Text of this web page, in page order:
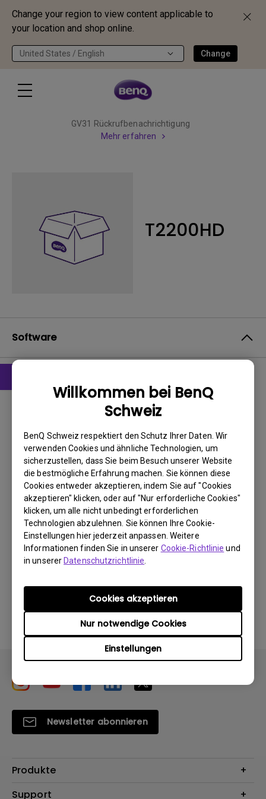
Change your region to view content applicable to
your location and shop online.
United States / English Change
Willkommen bei BenQ
Schweiz
BenQ Schweiz respektiert den Schutz Ihrer Daten. Wir
verwenden Cookies und ähnliche Technologien, um
sicherzustellen, dass Sie beim Besuch unserer Website
die bestmögliche Erfahrung machen. Sie können diese
Cookies entweder akzeptieren, indem Sie auf "Cookies
akzeptieren" klicken, oder auf "Nur erforderliche Cookies"
klicken, um alle nicht unbedingt erforderlichen
Technologien abzulehnen. Sie können Ihre Cookie-
Einstellungen hier jederzeit anpassen. Weitere
Informationen finden Sie in unserer Cookie-Richtlinie und
in unsererDatenschutzrichtlinie
Einstellungen
Nur notwendige Cookies
Cookies akzeptieren
GV31 Rückrufbenachrichtigung
Mehr erfahren
T2200HD
Software
Driver for windows
BS:WindowVista|WinXP
OS Version:
Version:
Update: 2008/10/21
Dateigröße: 90.71 KB
Herunterladen
Durch die Nutzung eines der oben genannten
Softwareprogramme erklären Sie sich mit unseren
Bedingungen derEndbenutzer-Lizenzvereinbarungen
Newsletter abonnieren
Produkte
Beamer
Support